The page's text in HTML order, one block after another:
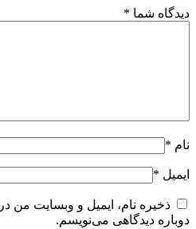
دیدگاه شما *
نام *
ایمیل *
ذخیره نام، ایمیل و وبسایت من
دوباره دیدگاهی می‌نویسم.